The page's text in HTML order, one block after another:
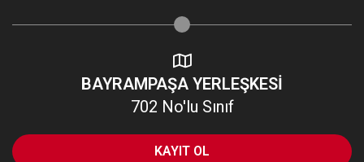
BAYRAMPAŞA YERLEŞKESİ
702 No'lu Sınıf
KAYIT OL